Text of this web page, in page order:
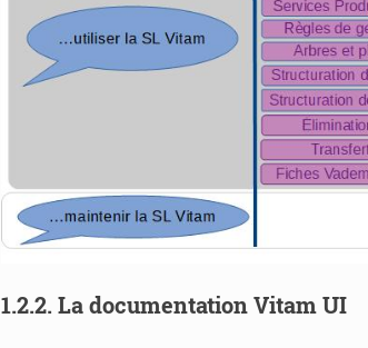
1.2.2. La documentation Vitam UI